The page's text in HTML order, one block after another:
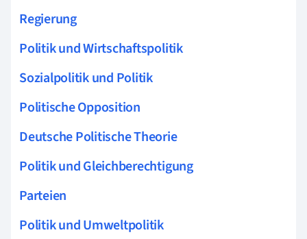
Regierung
Politik und Wirtschaftspolitik
Sozialpolitik und Politik
Politische Opposition
Deutsche Politische Theorie
Politik und Gleichberechtigung
Parteien
Politik und Umweltpolitik